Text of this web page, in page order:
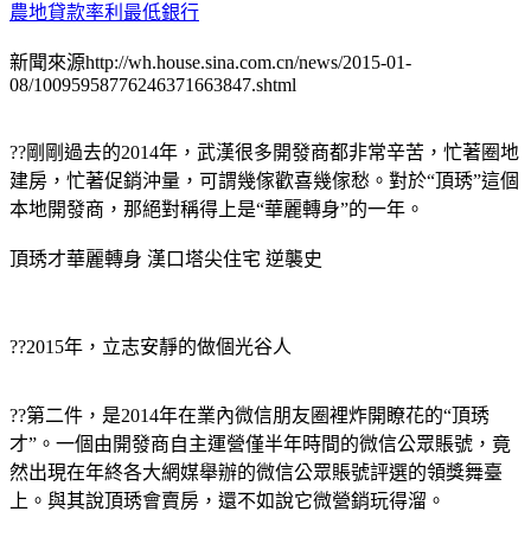
農地貸款率利最低銀行
新聞來源http://wh.house.sina.com.cn/news/2015-01-
08/10095958776246371663847.shtml
??剛剛過去的2014年，武漢很多開發商都非常辛苦，忙著圈地
建房，忙著促銷沖量，可謂幾傢歡喜幾傢愁。對於“頂琇”這個
本地開發商，那絕對稱得上是“華麗轉身”的一年。
頂琇才華麗轉身 漢口塔尖住宅 逆襲史
??2015年，立志安靜的做個光谷人
??第二件，是2014年在業內微信朋友圈裡炸開瞭花的“頂琇
才”。一個由開發商自主運營僅半年時間的微信公眾賬號，竟
然出現在年終各大網媒舉辦的微信公眾賬號評選的領獎舞臺
上。與其說頂琇會賣房，還不如說它微營銷玩得溜。